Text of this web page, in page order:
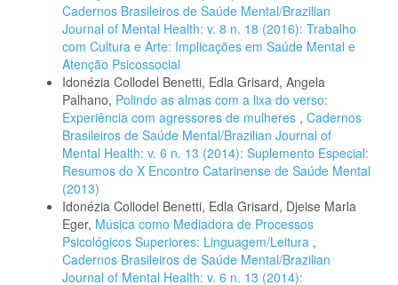
Cadernos Brasileiros de Saúde Mental/Brazilian
Journal of Mental Health: v. 8 n. 18 (2016): Trabalho
com Cultura e Arte: Implicações em Saúde Mental e
Atenção Psicossocial
Idonézia Collodel Benetti, Edla Grisard, Angela
Palhano, Polindo as almas com a lixa do verso:
Experiência com agressores de mulheres , Cadernos
Brasileiros de Saúde Mental/Brazilian Journal of
Mental Health: v. 6 n. 13 (2014): Suplemento Especial:
Resumos do X Encontro Catarinense de Saúde Mental
(2013)
Idonézia Collodel Benetti, Edla Grisard, Djeise Marla
Eger, Música como Mediadora de Processos
Psicológicos Superiores: Linguagem/Leitura ,
Cadernos Brasileiros de Saúde Mental/Brazilian
Journal of Mental Health: v. 6 n. 13 (2014):